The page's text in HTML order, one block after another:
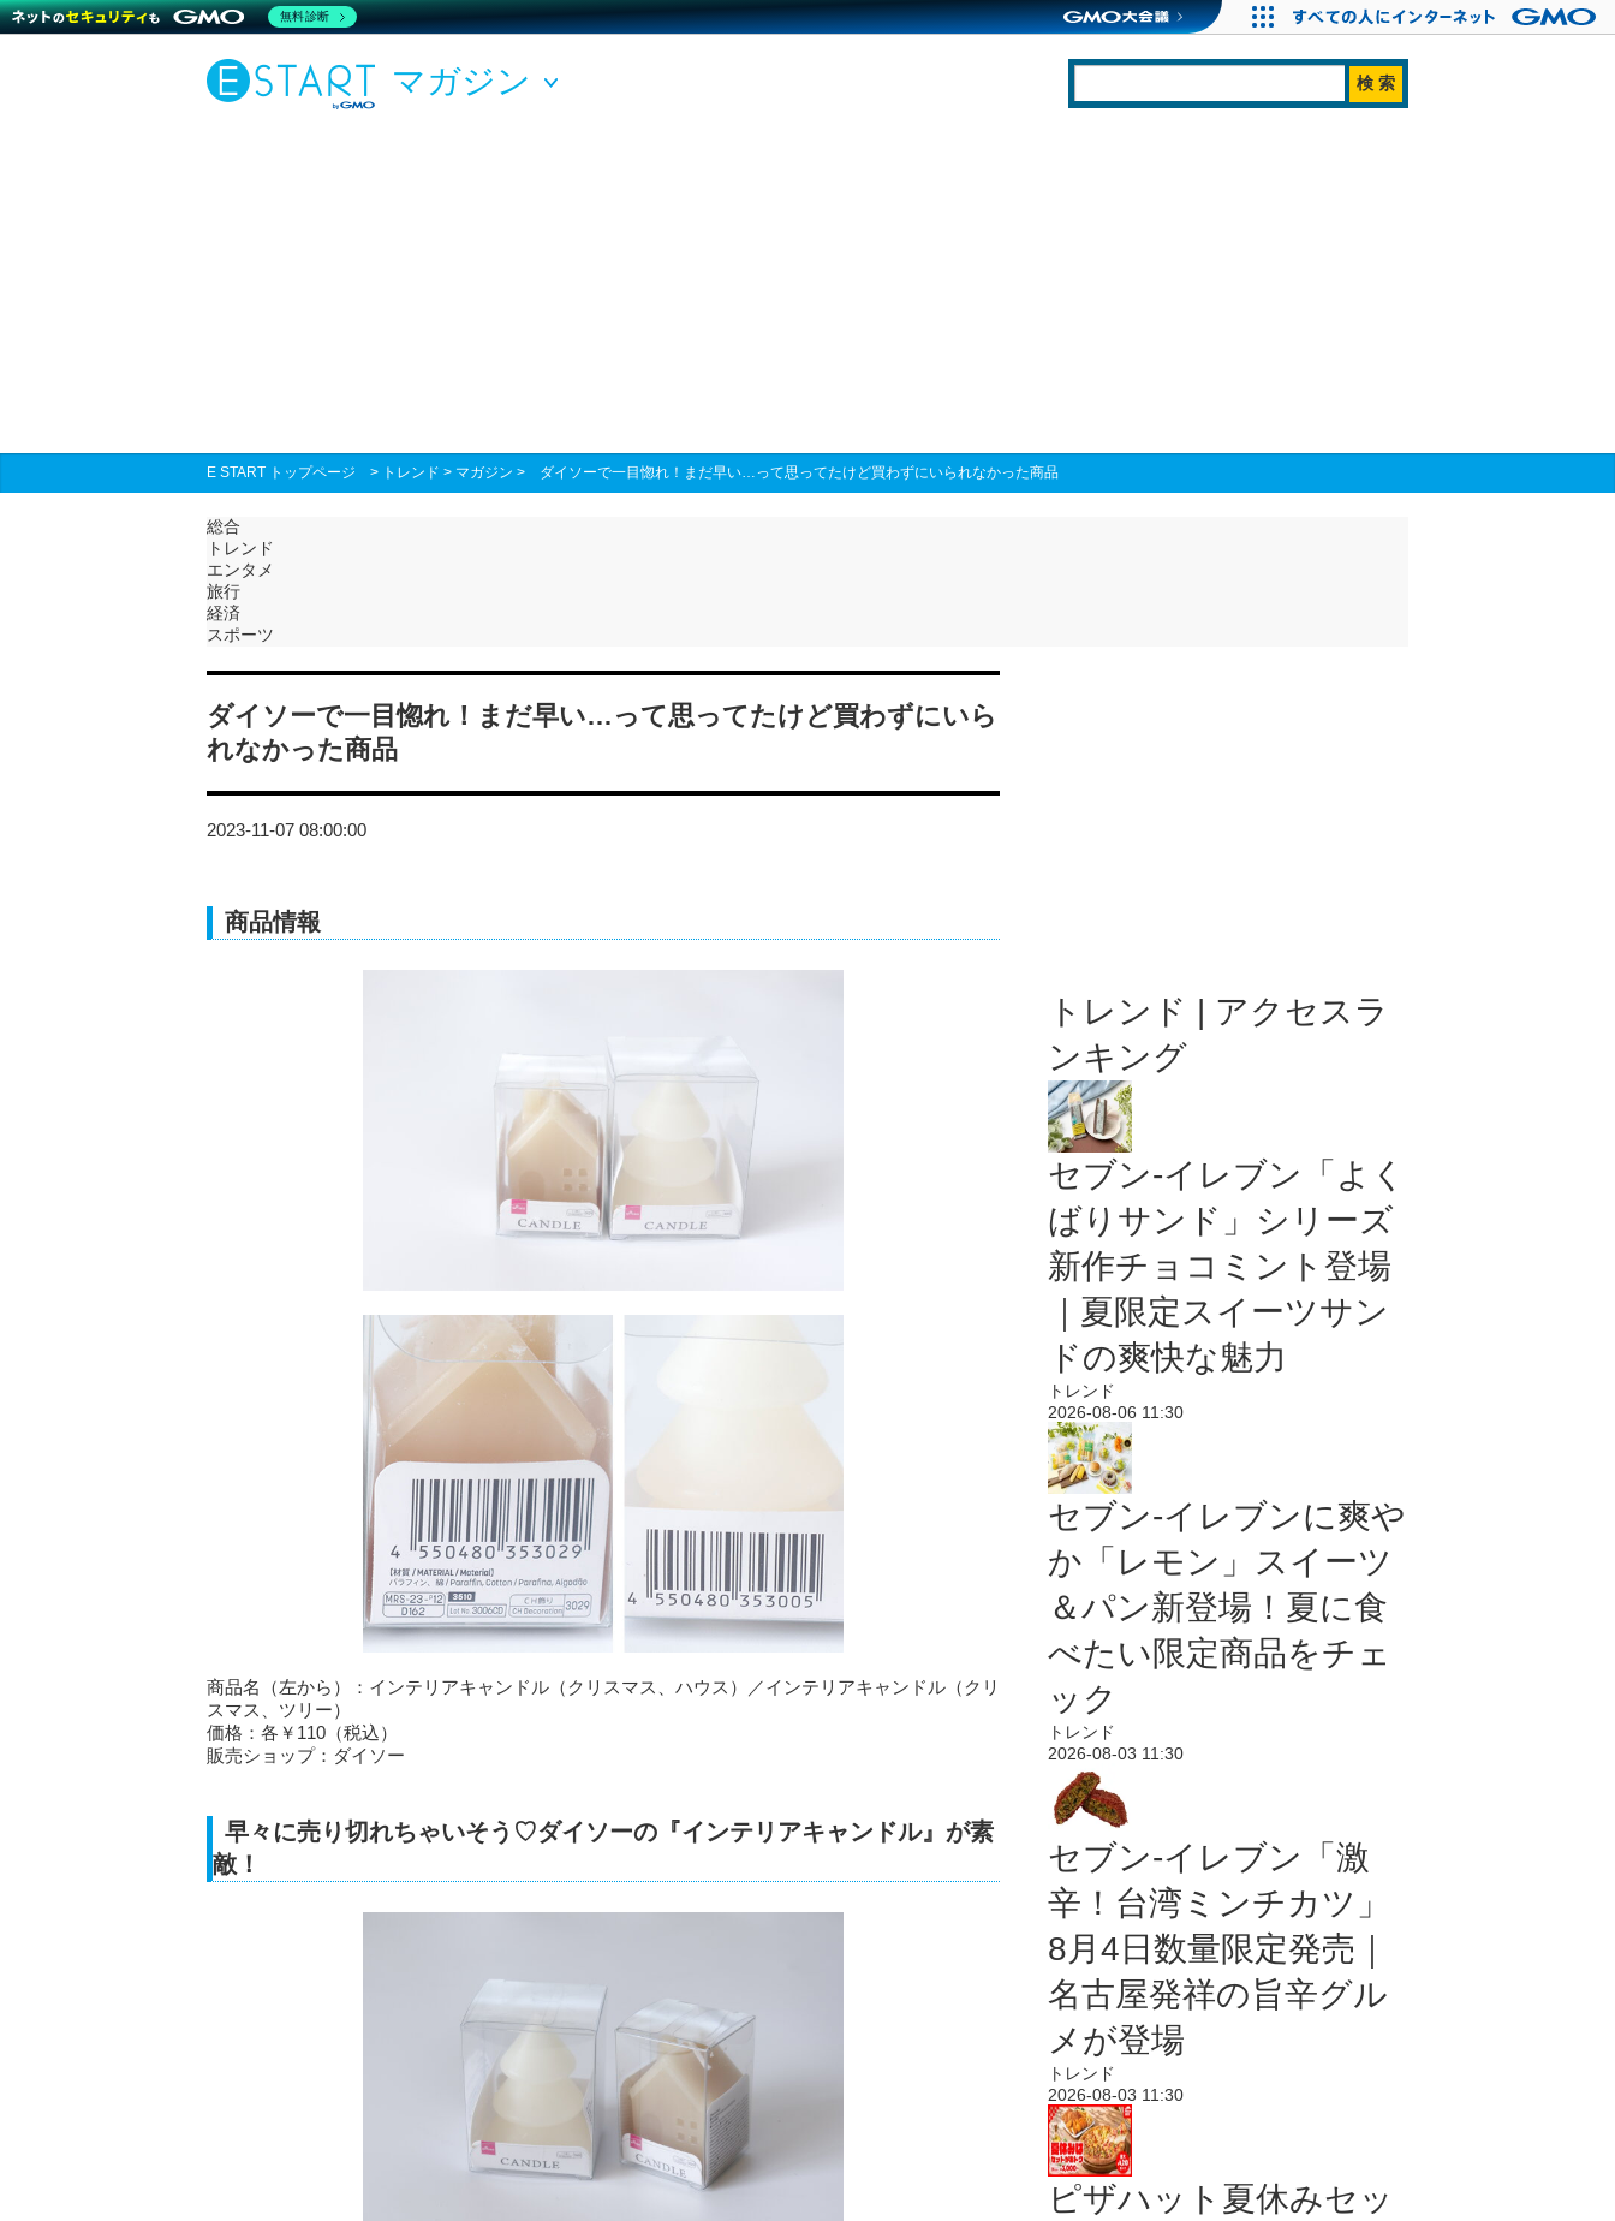
マガジン
E START トップページ > トレンド > マガジン > ダイソーで一目惚れ！まだ早い…って思ってたけど買わずにいられなかった商品
総合
トレンド
エンタメ
旅行
経済
スポーツ
ダイソーで一目惚れ！まだ早い…って思ってたけど買わずにいら
れなかった商品
2023-11-07 08:00:00
商品情報
商品名（左から）：インテリアキャンドル（クリスマス、ハウス）／インテリアキャンドル（クリ
スマス、ツリー）
価格：各￥110（税込）
販売ショップ：ダイソー
早々に売り切れちゃいそう♡ダイソーの『インテリアキャンドル』が素
敵！
トレンド | アクセスラ
ンキング
セブン‐イレブン「よく
ばりサンド」シリーズ
新作チョコミント登場
｜夏限定スイーツサン
ドの爽快な魅力
トレンド
2026-08-06 11:30
セブン‐イレブンに爽や
か「レモン」スイーツ
＆パン新登場！夏に食
べたい限定商品をチェ
ック
トレンド
2026-08-03 11:30
セブン-イレブン「激
辛！台湾ミンチカツ」
8月4日数量限定発売｜
名古屋発祥の旨辛グル
メが登場
トレンド
2026-08-03 11:30
ピザハット夏休みセッ
無料診断